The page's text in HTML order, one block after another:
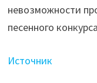
невозможности
песенного
Источник